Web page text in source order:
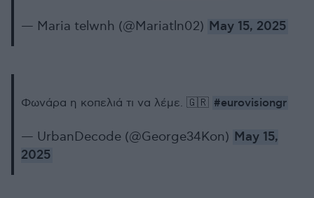
— Maria telwnh (@Mariatln02) May 15, 2025
Φωνάρα η κοπελιά τι να λέμε. 🇬🇷 #eurovisiongr
— UrbanDecode (@George34Kon) May 15,
2025